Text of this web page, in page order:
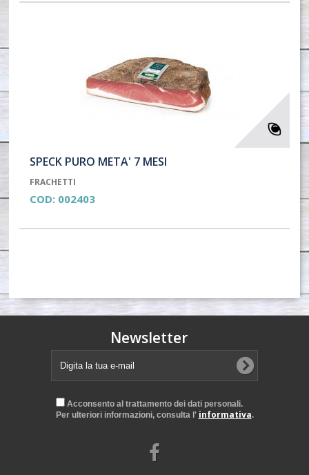
SPECK PURO META' 7 MESI
FRACHETTI
COD: 002403
Newsletter
Acconsento al trattamento dei dati personali.
Per ulteriori informazioni, consulta l' informativa.